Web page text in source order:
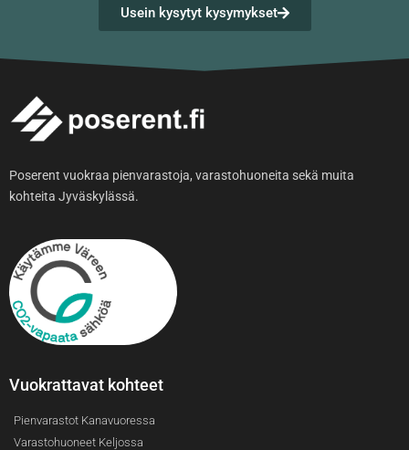
Usein kysytyt kysymykset
Poserent vuokraa pienvarastoja, varastohuoneita sekä muita
kohteita Jyväskylässä.
Vuokrattavat kohteet
Pienvarastot Kanavuoressa
Varastohuoneet Keljossa